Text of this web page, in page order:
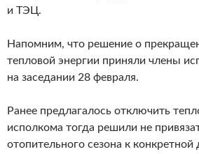
и ТЭЦ.
Напомним, что решение о
тепловой энергии приняли члены
на заседании 28 февраля.
Ранее предлагалось отключить
исполкома тогда решили не
отопительного сезона к